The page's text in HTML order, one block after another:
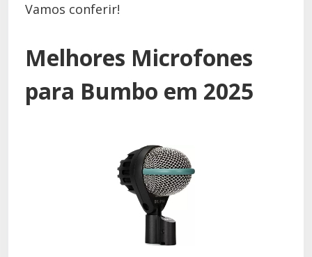
Vamos conferir!
Melhores Microfones
para Bumbo em 2025